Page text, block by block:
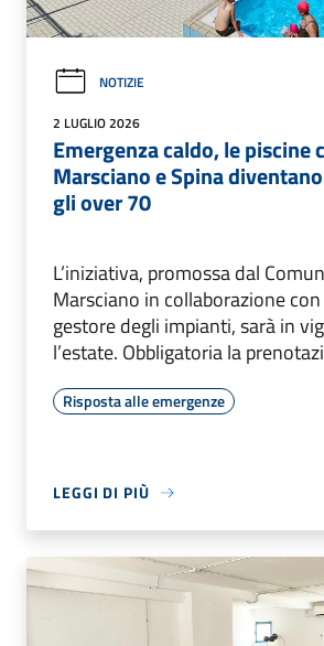
NOTIZIE
2 LUGLIO 2026
Emergenza caldo, le piscine
Marsciano e Spina
gli over 70
L’iniziativa, promossa dal
Marsciano in collaborazione con
gestore degli impianti, sarà in
l’estate. Obbligatoria la
Risposta alle emergenze
LEGGI DI PIÙ